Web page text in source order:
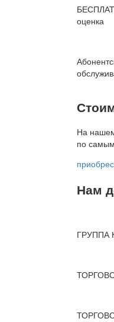
оценка
На
по
Нам
ГРУППА